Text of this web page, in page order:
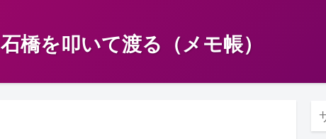
石橋を叩いて渡る（メモ帳）